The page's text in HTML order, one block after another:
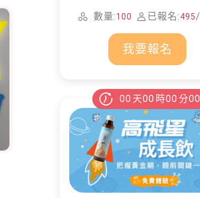
家清潔
數量:100 已報名:495/
我要報名
00 天00 時00 分00